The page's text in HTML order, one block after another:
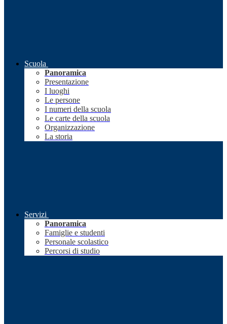
Scuola
Panoramica
Presentazione
I luoghi
Le persone
I numeri della scuola
Le carte della scuola
Organizzazione
La storia
Servizi
Panoramica
Famiglie e studenti
Personale scolastico
Percorsi di studio